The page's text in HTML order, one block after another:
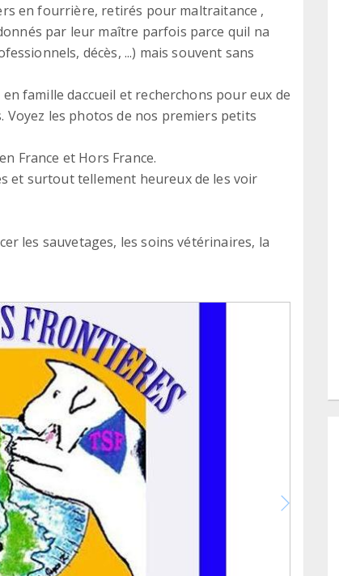
en fourrière, retirés pour maltraitance ,
par leur maître parfois parce quil na
décès, ...) mais souvent sans
famille daccueil et recherchons pour eux de
les photos de nos premiers petits
France et Hors France.
et surtout tellement heureux de les voir
les sauvetages, les soins vétérinaires, la